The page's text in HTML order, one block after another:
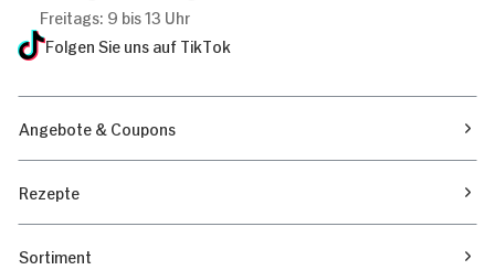
Freitags: 9 bis 13 Uhr
Folgen Sie uns auf TikTok
Angebote & Coupons
Rezepte
Sortiment